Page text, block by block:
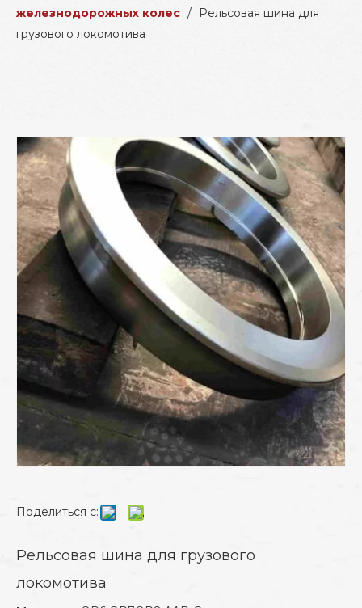
железнодорожных колес /
Рельсовая шина для
грузового локомотива
Поделиться с:
Рельсовая шина для грузового
локомотива